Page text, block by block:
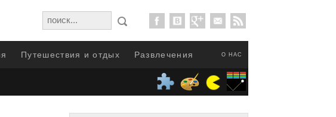
О НАС
Путешествия и отдых Развлечения